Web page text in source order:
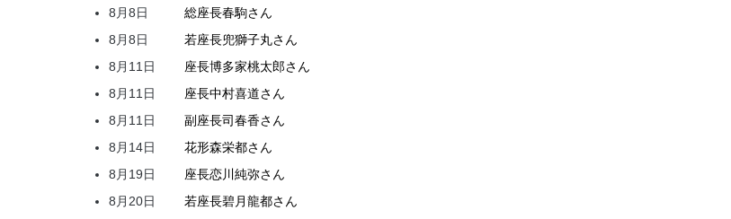
8月8日
総座長春駒さん
8月8日
若座長兜獅子丸さん
8月11日
座長博多家桃太郎さん
8月11日
座長中村喜道さん
8月11日
副座長司春香さん
8月14日
花形森栄都さん
8月19日
座長恋川 純弥さん
8月20日
若座長碧月龍都さん